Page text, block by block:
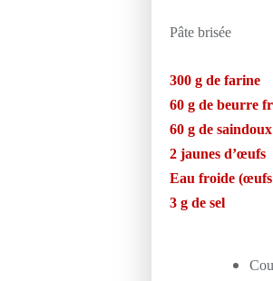
Pâte brisée
300 g de farine
60 g de beurre
60 g de
2 jaunes d’œufs
Eau froide (œufs
3 g de sel